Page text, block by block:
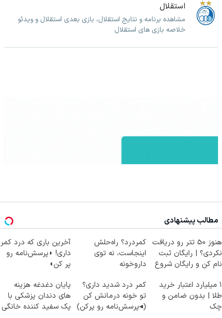
استقلال
مشاهده برنامه و نتایج استقلال، بازی بعدی استقلال و ویدئو
خلاصه بازی های استقلال
مطالب پیشنهادی
هنوز 50 تتر رو دریافت
نکردی؟ | رایگان ثبت
نام کن و رایگان شروع
کمردرد؟ راه‌حلش
اینجاست، نه توی
داروخونه
آخرین باری که درد کمر
داری! ◗پرسش‌نامه رو
پر کن◖
۱ میلیارد اعتبار خرید
طلا | بدون ضامن و
چک
کمر درد شدید داری؟
تو خونه درمانش کن
(◂پرسش‌نامه رو پرکن)
پایان دغدغه هزینه
های دندان پزشکی با
پک سفید کننده خانگی